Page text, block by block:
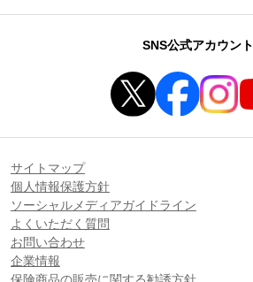
SNS公式アカウント
サイトマップ
個人情報保護方針
ソーシャルメディアガイドライン
よくいただく質問
お問い合わせ
企業情報